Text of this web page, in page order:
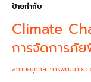
ป้ายกำกับ
Climate
การจัดการภั
สถานะบุคคล การพัฒนาเยา